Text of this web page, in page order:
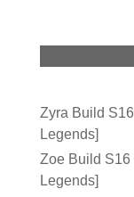
Zyra Build
Legends]
Zoe Build S16
Legends]